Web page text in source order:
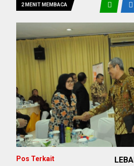
2 MENIT MEMBACA
Pos Terkait